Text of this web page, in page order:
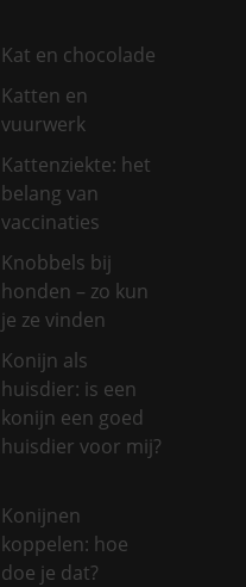
Kat en chocolade
Katten en
vuurwerk
Kattenziekte: het
belang van
vaccinaties
Knobbels bij
honden – zo kun
je ze vinden
Konijn als
huisdier: is een
konijn een goed
huisdier voor mij?
Konijnen
koppelen: hoe
doe je dat?